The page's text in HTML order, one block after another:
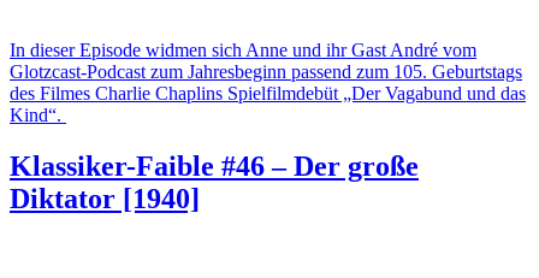
In dieser Episode widmen sich Anne und ihr Gast André vom
Glotzcast-Podcast zum Jahresbeginn passend zum 105. Geburtstags
des Filmes Charlie Chaplins Spielfilmdebüt „Der Vagabund und das
Kind“.
Klassiker-Faible #46 – Der große
Diktator [1940]